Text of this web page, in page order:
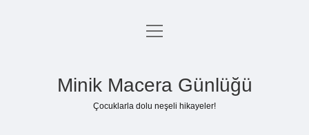
Anasayfa
menüyü
Minik Macera Günlüğü
Çocuklarla dolu neşeli hikayeler!